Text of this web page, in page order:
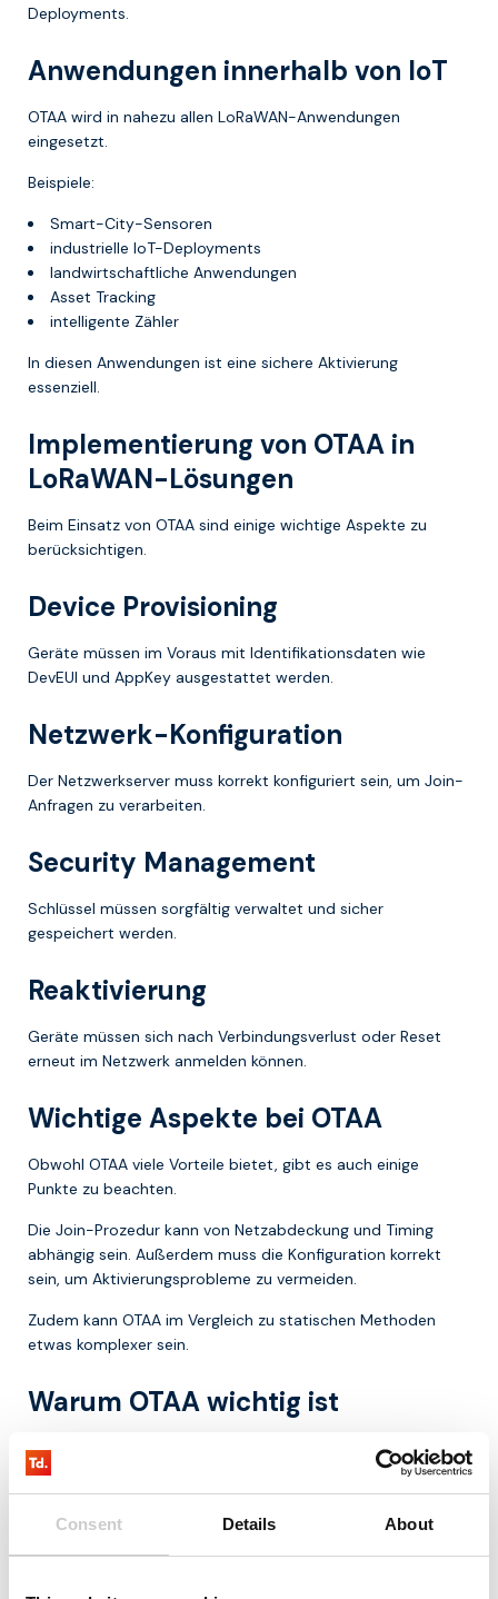
Consent Details About
Deployments.
Anwendungen innerhalb von IoT
OTAA wird in nahezu allen LoRaWAN-Anwendungen
eingesetzt.
Beispiele:
Smart-City-Sensoren
industrielle IoT-Deployments
landwirtschaftliche Anwendungen
Asset Tracking
intelligente Zähler
In diesen Anwendungen ist eine sichere Aktivierung
essenziell.
Implementierung von OTAA in
LoRaWAN-Lösungen
Beim Einsatz von OTAA sind einige wichtige Aspekte zu
berücksichtigen.
Device Provisioning
Geräte müssen im Voraus mit Identifikationsdaten wie
DevEUI und AppKey ausgestattet werden.
Netzwerk-Konfiguration
Der Netzwerkserver muss korrekt konfiguriert sein, um Join-
Anfragen zu verarbeiten.
Security Management
Schlüssel müssen sorgfältig verwaltet und sicher
gespeichert werden.
Reaktivierung
Geräte müssen sich nach Verbindungsverlust oder Reset
erneut im Netzwerk anmelden können.
Wichtige Aspekte bei OTAA
Obwohl OTAA viele Vorteile bietet, gibt es auch einige
Punkte zu beachten.
Die Join-Prozedur kann von Netzabdeckung und Timing
abhängig sein. Außerdem muss die Konfiguration korrekt
sein, um Aktivierungsprobleme zu vermeiden.
Zudem kann OTAA im Vergleich zu statischen Methoden
etwas komplexer sein.
Warum OTAA wichtig ist
Sicherheit und Flexibilität sind im IoT entscheidend. OTAA
ermöglicht eine sichere und dynamische Aktivierung von
Geräten, was besonders bei groß angelegten Deployments
wichtig ist.
Daher ist OTAA die Standard-Aktivierungsmethode